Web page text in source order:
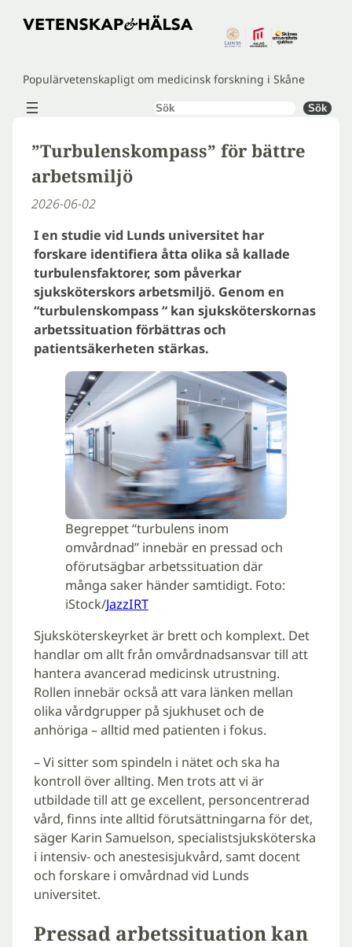
Hoppa
Populärvetenskapligt om medicinsk forskning i Skåne
Sök Sök
”Turbulenskompass” för bättre
arbetsmiljö
2026-06-02
I en studie vid Lunds universitet har
forskare identifiera åtta olika så kallade
turbulensfaktorer, som påverkar
sjuksköterskors arbetsmiljö. Genom en
“turbulenskompass “ kan sjuksköterskornas
arbetssituation förbättras och
patientsäkerheten stärkas.
Begreppet “turbulens inom
omvårdnad” innebär en pressad och
oförutsägbar arbetssituation där
många saker händer samtidigt. Foto:
iStock/JazzIRT
Sjuksköterskeyrket är brett och komplext. Det
handlar om allt från omvårdnadsansvar till att
hantera avancerad medicinsk utrustning.
Rollen innebär också att vara länken mellan
olika vårdgrupper på sjukhuset och de
anhöriga – alltid med patienten i fokus.
– Vi sitter som spindeln i nätet och ska ha
kontroll över allting. Men trots att vi är
utbildade till att ge excellent, personcentrerad
vård, finns inte alltid förutsättningarna för det,
säger Karin Samuelson, specialistsjuksköterska
i intensiv- och anestesisjukvård, samt docent
och forskare i omvårdnad vid Lunds
universitet.
Pressad arbetssituation kan